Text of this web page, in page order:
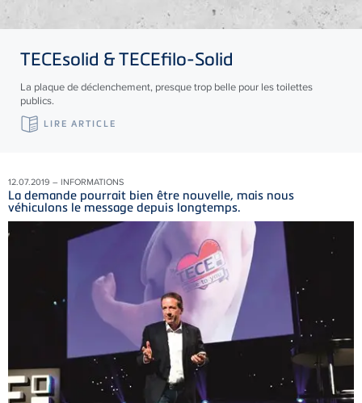
TECEsolid &TECEfilo-Solid
La plaque de déclenchement, presque trop belle pour les toilettes
publics.
LIRE ARTICLE
12.07.2019 – INFORMATIONS
La demande pourrait bien être nouvelle, mais nous
véhiculons le message depuis longtemps.